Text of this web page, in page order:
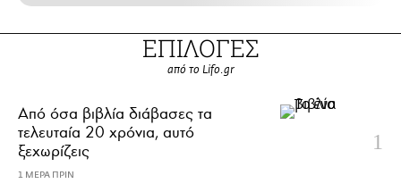
ΕΠΙΛΟΓΕΣ
από το Lifo.gr
Από όσα βιβλία διάβασες τα
τελευταία 20 χρόνια, αυτό
ξεχωρίζεις
1 ΜΕΡΑ ΠΡΙΝ